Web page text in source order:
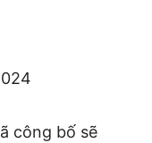
công bố sẽ